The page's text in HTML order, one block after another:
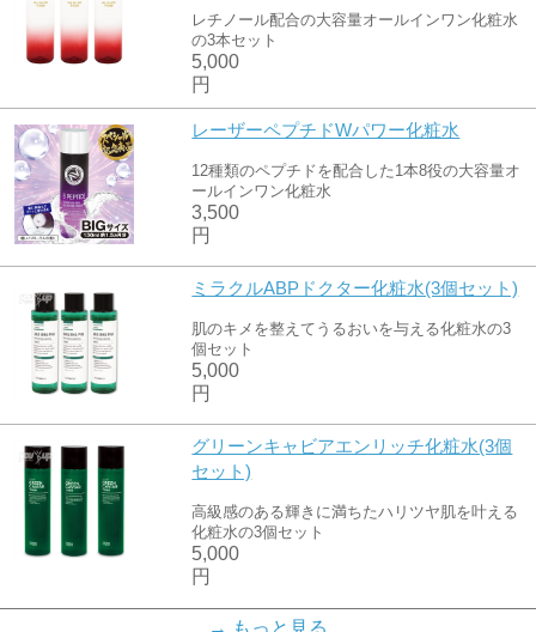
レチノール配合の大容量オールインワン化粧水
の3本セット
5,000
円
レーザーペプチドWパワー化粧水
12種類のペプチドを配合した1本8役の大容量オ
ールインワン化粧水
3,500
円
ミラクルABPドクター化粧水(3個セット)
肌のキメを整えてうるおいを与える化粧水の3
個セット
5,000
円
グリーンキャビアエンリッチ化粧水(3個
セット)
高級感のある輝きに満ちたハリツヤ肌を叶える
化粧水の3個セット
5,000
円
スーパーホワイト8in1化粧水(3個セット)
→ もっと見る